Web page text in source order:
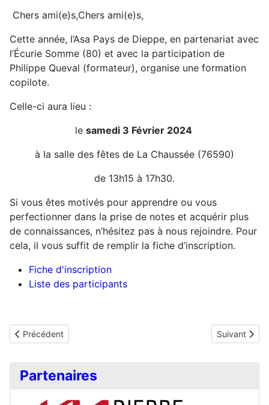
Chers ami(e)s,Chers ami(e)s,
Cette année, l’Asa Pays de Dieppe, en partenariat avec
l’Écurie Somme (80) et avec la participation de
Philippe Queval (formateur), organise une formation
copilote.
Celle-ci aura lieu :
le samedi 3 Février 2024
à la salle des fêtes de La Chaussée (76590)
de 13h15 à 17h30.
Si vous êtes motivés pour apprendre ou vous
perfectionner dans la prise de notes et acquérir plus
de connaissances, n’hésitez pas à nous rejoindre. Pour
cela, il vous suffit de remplir la fiche d’inscription.
Fiche d'inscription
Liste des participants
Article précédent : Contrôle des extincteurs
Précédent Article
Suivant
Partenaires